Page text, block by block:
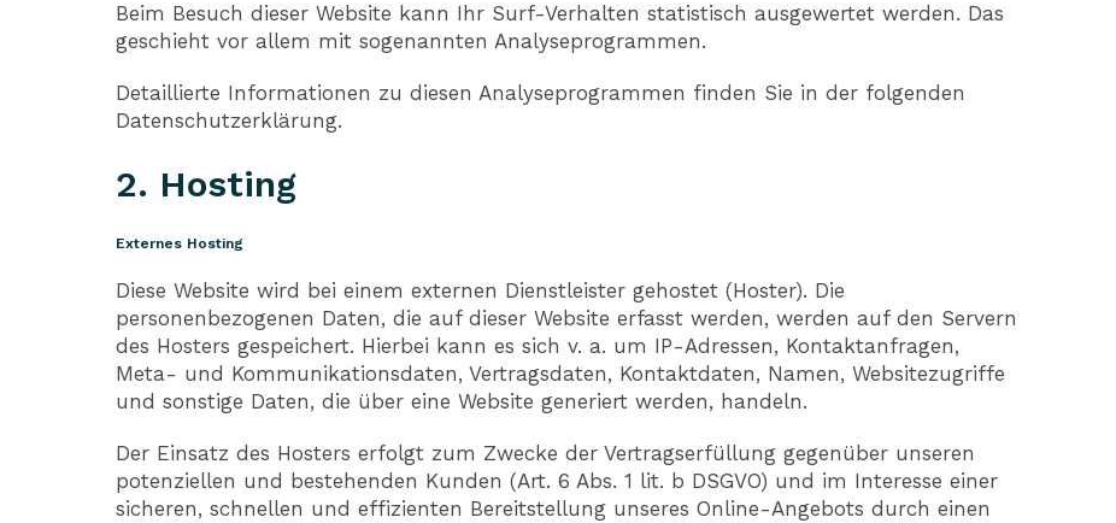
Beim Besuch dieser Website kann Ihr Surf-Verhalten statistisch ausgewertet werden. Das
geschieht vor allem mit sogenannten Analyseprogrammen.
Detaillierte Informationen zu diesen Analyseprogrammen finden Sie in der folgenden
Datenschutzerklärung.
2. Hosting
Externes Hosting
Diese Website wird bei einem externen Dienstleister gehostet (Hoster). Die
personenbezogenen Daten, die auf dieser Website erfasst werden, werden auf den Servern
des Hosters gespeichert. Hierbei kann es sich v. a. um IP-Adressen, Kontaktanfragen,
Meta- und Kommunikationsdaten, Vertragsdaten, Kontaktdaten, Namen, Websitezugriffe
und sonstige Daten, die über eine Website generiert werden, handeln.
Der Einsatz des Hosters erfolgt zum Zwecke der Vertragserfüllung gegenüber unseren
potenziellen und bestehenden Kunden (Art. 6 Abs. 1 lit. b DSGVO) und im Interesse einer
sicheren, schnellen und effizienten Bereitstellung unseres Online-Angebots durch einen